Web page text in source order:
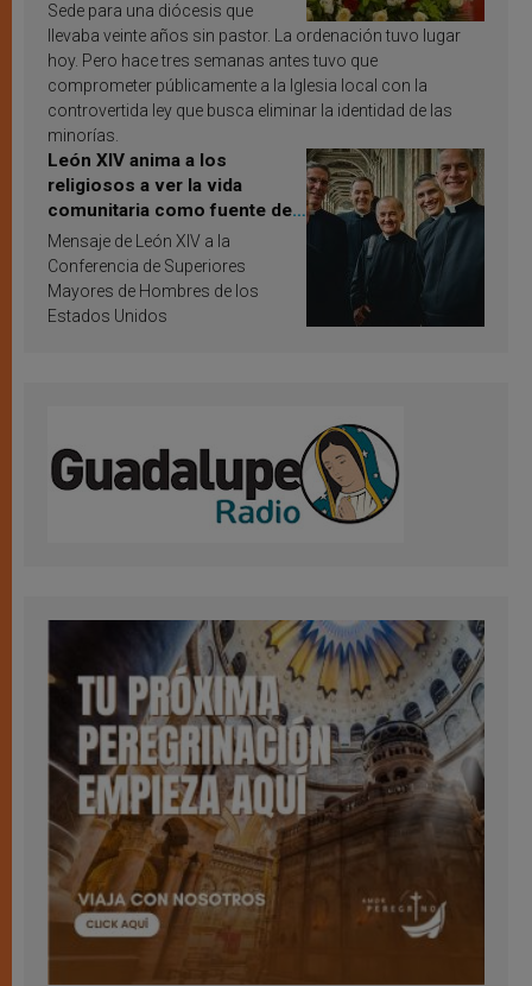
Sede para una diócesis que
llevaba veinte años sin pastor. La ordenación tuvo lugar
hoy. Pero hace tres semanas antes tuvo que
comprometer públicamente a la Iglesia local con la
controvertida ley que busca eliminar la identidad de las
minorías.
León XIV anima a los
religiosos a ver la vida
comunitaria como fuente de
inspiración y santificación
Mensaje de León XIV a la
Conferencia de Superiores
Mayores de Hombres de los
Estados Unidos